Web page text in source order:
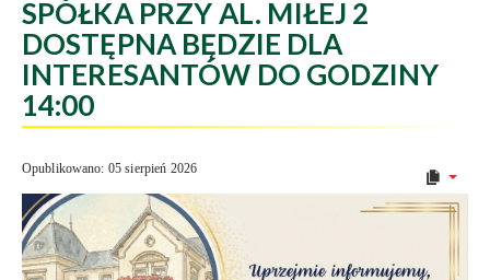
SPÓŁKA PRZY AL. MIŁEJ 2
DOSTĘPNA BĘDZIE DLA
INTERESANTÓW DO GODZINY
14:00
Opublikowano: 05 sierpień 2026